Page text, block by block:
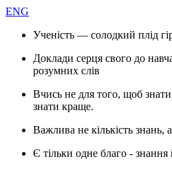
ENG
Ученість — солодкий плід
Доклади серця свого до
розумних слів
Вчись не для того, щоб
знати краще.
Важлива не кількість знань, а
Є тільки одне благо -